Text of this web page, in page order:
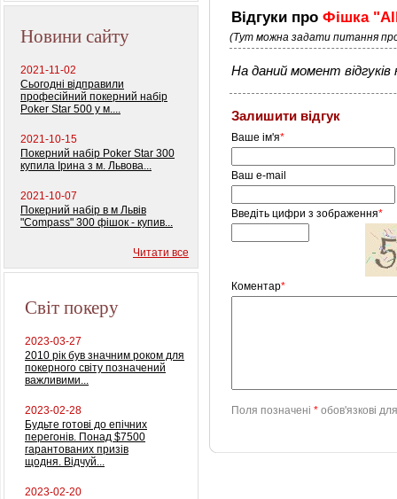
Новини сайту
2021-11-02
Сьогодні відправили
професійний покерний набір
Poker Star 500 у м....
2021-10-15
Покерний набір Poker Star 300
купила Ірина з м. Львова...
2021-10-07
Покерний набір в м Львів
"Compass" 300 фішок - купив...
Читати все
Світ покеру
2023-03-27
2010 рік був значним роком для
покерного світу позначений
важливими...
2023-02-28
Будьте готові до епічних
перегонів. Понад $7500
гарантованих призів
щодня. Відчуй...
2023-02-20
Відгуки про Фішка
(Тут можна задати питання
На даний момент відгуків
Залишити відгук
Ваше ім'я*
Ваш e-mail
Введіть цифри з зображення*
Коментар*
Поля позначені * обов'язкові